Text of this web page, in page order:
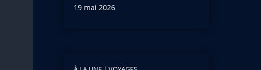
19 mai 2026